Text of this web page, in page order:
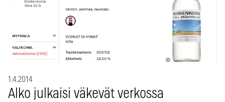
1.4.2014
Alko julkaisi väkevät verkossa